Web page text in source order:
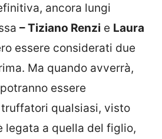
ancora lungi
– Tiziano Renzi e Laura
essere considerati due
Ma quando avverrà,
essere
qualsiasi, visto
legata a quella del figlio,